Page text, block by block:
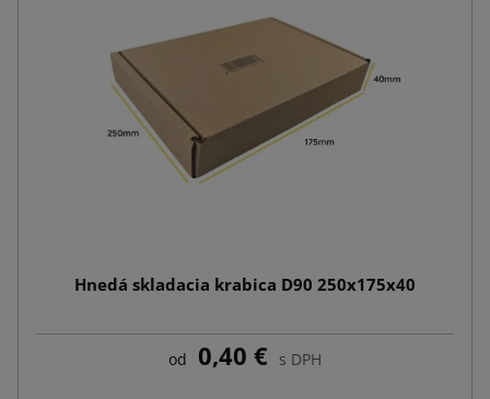
Hnedá skladacia krabica D90 250x175x40
od 0,40 € s DPH